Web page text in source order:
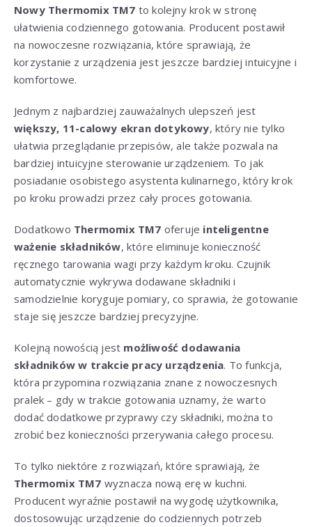
Nowy Thermomix TM7 to kolejny krok w stronę
ułatwienia codziennego gotowania. Producent postawił
na nowoczesne rozwiązania, które sprawiają, że
korzystanie z urządzenia jest jeszcze bardziej intuicyjne i
komfortowe.
Jednym z najbardziej zauważalnych ulepszeń jest
większy, 11-calowy ekran dotykowy, który nie tylko
ułatwia przeglądanie przepisów, ale także pozwala na
bardziej intuicyjne sterowanie urządzeniem. To jak
posiadanie osobistego asystenta kulinarnego, który krok
po kroku prowadzi przez cały proces gotowania.
Dodatkowo Thermomix TM7 oferuje inteligentne
ważenie składników, które eliminuje konieczność
ręcznego tarowania wagi przy każdym kroku. Czujnik
automatycznie wykrywa dodawane składniki i
samodzielnie koryguje pomiary, co sprawia, że gotowanie
staje się jeszcze bardziej precyzyjne.
Kolejną nowością jest możliwość dodawania
składników w trakcie pracy urządzenia. To funkcja,
która przypomina rozwiązania znane z nowoczesnych
pralek – gdy w trakcie gotowania uznamy, że warto
dodać dodatkowe przyprawy czy składniki, można to
zrobić bez konieczności przerywania całego procesu.
To tylko niektóre z rozwiązań, które sprawiają, że
Thermomix TM7 wyznacza nową erę w kuchni.
Producent wyraźnie postawił na wygodę użytkownika,
dostosowując urządzenie do codziennych potrzeb